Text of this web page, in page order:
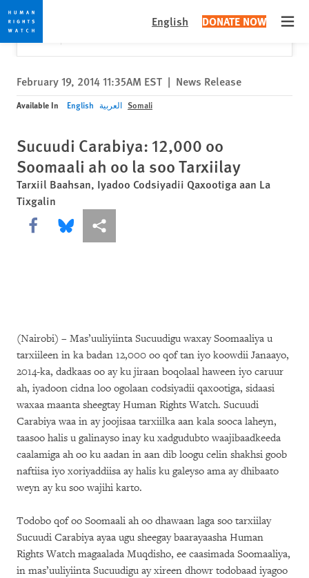
Skip
to
cookie
privacy
notice
Skip
to
main
content
English DONATE NOW
Would you like to read this page in English?
Yes
✕
February 19, 2014 11:35AM EST | News Release
Available In English العربية Somali
Sucuudi Carabiya: 12,000 oo
Soomaali ah oo la soo Tarxiilay
Tarxiil Baahsan, Iyadoo Codsiyadii Qaxootiga aan La
Tixgalin
Share this via Facebook
Share this via Bluesky
More sharing options
(Nairobi) – Mas’uuliyiinta Sucuudigu waxay Soomaaliya u
tarxiileen in ka badan 12,000 oo qof tan iyo koowdii Janaayo,
2014-ka, dadkaas oo ay ku jiraan boqolaal haween iyo caruur
ah, iyadoon cidna loo ogolaan codsiyadii qaxootiga, sidaasi
waxaa maanta sheegtay Human Rights Watch. Sucuudi
Carabiya waa in ay joojisaa tarxiilka aan kala sooca laheyn,
taasoo halis u galinayso inay ku xadgudubto waajibaadkeeda
caalamiga ah oo ku aadan in aan dib loogu celin shakhsi goob
naftiisa iyo xoriyaddiisa ay halis ku galeyso ama ay dhibaato
weyn ay ku soo wajihi karto.
Todobo qof oo Soomaali ah oo dhawaan laga soo tarxiilay
Sucuudi Carabiya ayaa ugu sheegay baarayaasha Human
Rights Watch magaalada Muqdisho, ee caasimada Soomaaliya,
in mas’uuliyiinta Sucuudigu ay xireen dhowr todobaad iyagoo